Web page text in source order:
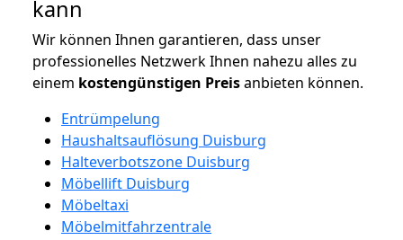
kann
Wir können Ihnen garantieren, dass unser
professionelles Netzwerk Ihnen nahezu alles zu
einem kostengünstigen Preisanbieten können.
Entrümpelung
Haushaltsauflösung Duisburg
Halteverbotszone Duisburg
Möbellift Duisburg
Möbeltaxi
Möbelmitfahrzentrale